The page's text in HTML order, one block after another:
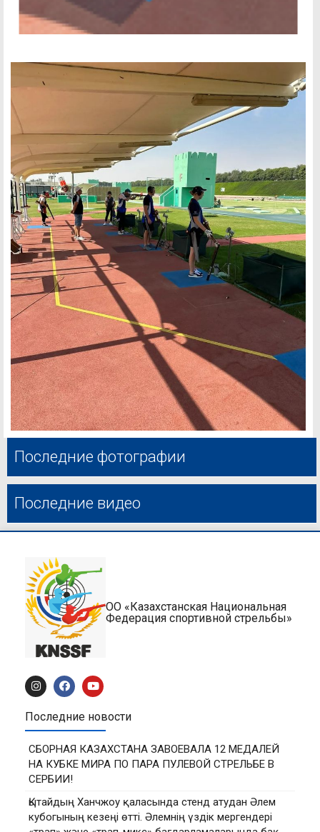
Последние фотографии
Последние видео
ОО «Казахстанская Национальная
Федерация спортивной стрельбы»
Последние новости
СБОРНАЯ КАЗАХСТАНА ЗАВОЕВАЛА 12 МЕДАЛЕЙ
НА КУБКЕ МИРА ПО ПАРА ПУЛЕВОЙ СТРЕЛЬБЕ В
СЕРБИИ!
Қытайдың Ханчжоу қаласында стенд атудан Әлем
кубогының кезеңі өтті. Әлемнің үздік мергендері